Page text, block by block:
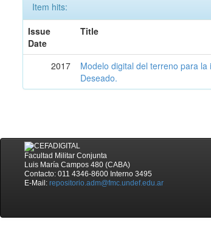
Item hits:
Issue
Date
Title
2017
Modelo digital del terreno para
Deseado.
Facultad Militar Conjunta
Luis María Campos 480 (CABA)
Contacto: 011 4346-8600 Interno 3495
E-Mail: repositorio.adm@fmc.undef.edu.ar